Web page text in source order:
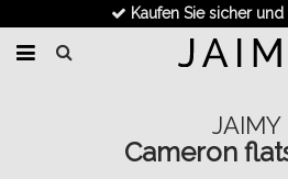
Kaufen Sie sicher
JAIMY
Cameron